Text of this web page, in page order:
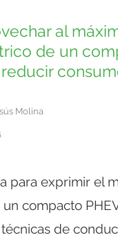
al
de un
reducir
Molina
para exprimir el
compacto
de